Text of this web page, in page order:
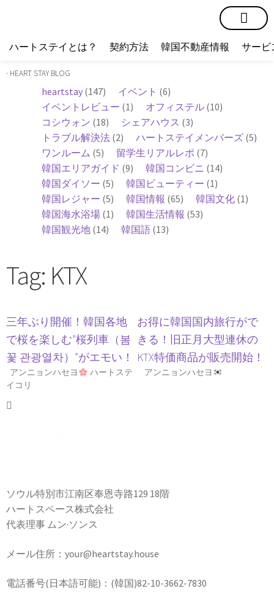
ハートステイとは？ 契約方法 韓国不動産情報 サービ
· HEART STAY BLOG
heartstay (147) イベント (6)
イベントレビュー (1) オフィステル (10)
コシウォン (18) シェアハウス (3)
トラブル解決法 (2) ハートステイメンバーズ (5)
ワンルーム (5) 留学生リアルレポ (7)
韓国エリアガイド (9) 韓国コンビニ (14)
韓国ダイソー (5) 韓国ビューティー (1)
韓国レジャー (5) 韓国情報 (65) 韓国文化 (1)
韓国海水浴場 (1) 韓国生活情報 (53)
韓国観光地 (14) 韓国語 (13)
Tag: KTX
三年ぶり開催！韓国各地
で桜を楽しむ”桜列車（봄
꽃 관광열차）”がエモい！
アンニョンハセヨ
ハートステ
イコリ
お得に韓国国内旅行がで
きる！旧正月大型連休の
KTX特価商品が販売開始！
アンニョンハセヨ
ソウル特別市江南区奉恩寺路129 18階
ハートスペース株式会社
代表理事 ムン·ソンス
メール住所：your@heartstay.house
電話番号(日本語可能)：(韓国)82-10-3662-7830